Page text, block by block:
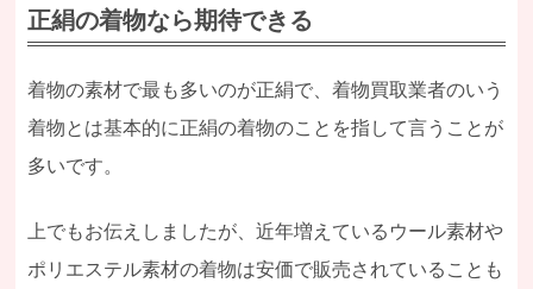
正絹の着物なら期待できる
着物の素材で最も多いのが正絹で、着物買取業者のいう
着物とは基本的に正絹の着物のことを指して言うことが
多いです。
上でもお伝えしましたが、近年増えているウール素材や
ポリエステル素材の着物は安価で販売されていることも